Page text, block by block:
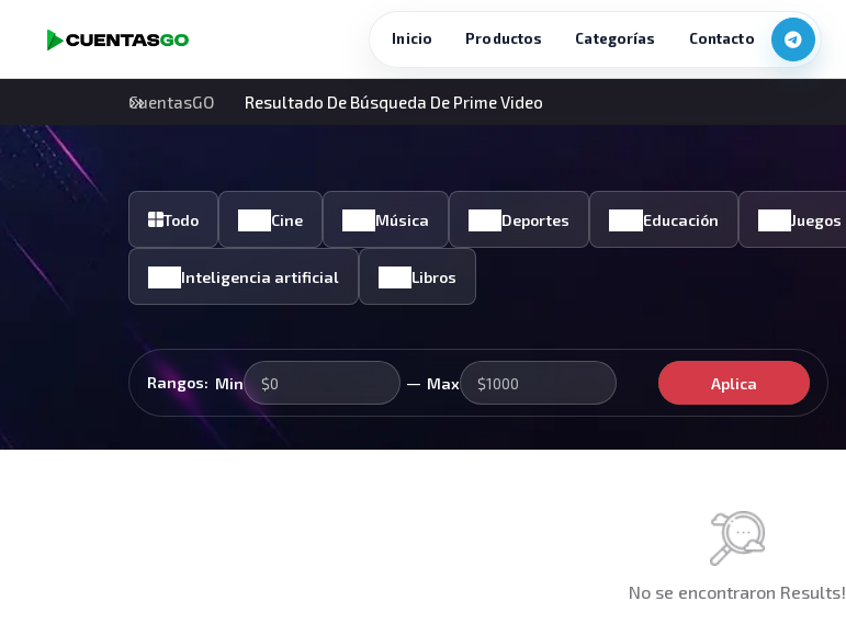
Inicio Productos Categorías Contacto
CuentasGO Resultado De Búsqueda De Prime Video
Todo Cine Música Deportes Educación Juegos
Inteligencia artificial Libros
Rangos: Min — Max Aplica
No se encontraron Results!